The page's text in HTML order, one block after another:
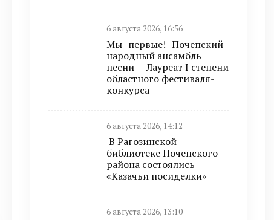
6 августа 2026, 16:56
Мы- первые! -Почепский
народный ансамбль
песни — Лауреат I степени
областного фестиваля-
конкурса
6 августа 2026, 14:12
В Рагозинской
библиотеке Почепского
района состоялись
«Казачьи посиделки»
6 августа 2026, 13:10